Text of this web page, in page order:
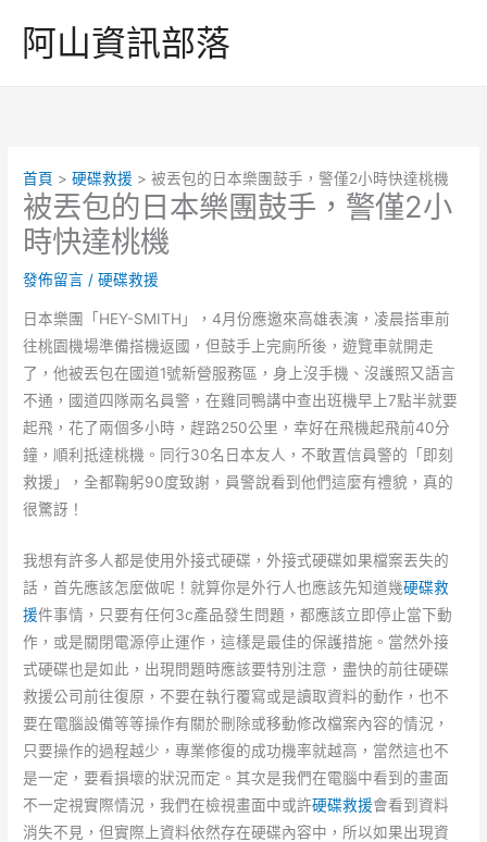
阿山資訊部落
首頁 硬碟救援 被丟包的日本樂團鼓手，警僅2小時快達桃機
被丟包的日本樂團鼓手，警僅2小
時快達桃機
發佈留言 /硬碟救援
日本樂團「HEY-SMITH」，4月份應邀來高雄表演，凌晨搭車前
往桃園機場準備搭機返國，但鼓手上完廁所後，遊覽車就開走
了，他被丟包在國道1號新營服務區，身上沒手機、沒護照又語言
不通，國道四隊兩名員警，在雞同鴨講中查出班機早上7點半就要
起飛，花了兩個多小時，趕路250公里，幸好在飛機起飛前40分
鐘，順利抵達桃機。同行30名日本友人，不敢置信員警的「即刻
救援」，全都鞠躬90度致謝，員警說看到他們這麼有禮貌，真的
很驚訝！
我想有許多人都是使用外接式硬碟，外接式硬碟如果檔案丟失的
話，首先應該怎麼做呢！就算你是外行人也應該先知道幾硬碟救
援件事情，只要有任何3c產品發生問題，都應該立即停止當下動
作，或是關閉電源停止運作，這樣是最佳的保護措施。當然外接
式硬碟也是如此，出現問題時應該要特別注意，盡快的前往硬碟
救援公司前往復原，不要在執行覆寫或是讀取資料的動作，也不
要在電腦設備等等操作有關於刪除或移動修改檔案內容的情況，
只要操作的過程越少，專業修復的成功機率就越高，當然這也不
是一定，要看損壞的狀況而定。其次是我們在電腦中看到的畫面
不一定視實際情況，我們在檢視畫面中或許硬碟救援會看到資料
消失不見，但實際上資料依然存在硬碟內容中，所以如果出現資